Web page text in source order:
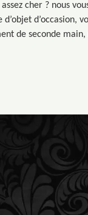
cher ? nous
d’objet d’occasion,
de seconde main,